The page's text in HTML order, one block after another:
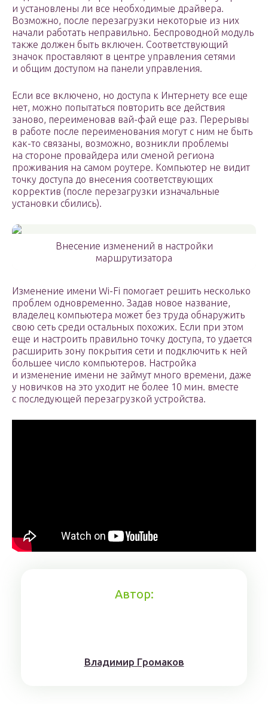
и установлены ли все необходимые драйвера.
Возможно, после перезагрузки некоторые из них
начали работать неправильно. Беспроводной модуль
также должен быть включен. Соответствующий
значок проставляют в центре управления сетями
и общим доступом на панели управления.
Если все включено, но доступа к Интернету все еще
нет, можно попытаться повторить все действия
заново, переименовав вай-фай еще раз. Перерывы
в работе после переименования могут с ним не быть
как-то связаны, возможно, возникли проблемы
на стороне провайдера или сменой региона
проживания на самом роутере. Компьютер не видит
точку доступа до внесения соответствующих
корректив (после перезагрузки изначальные
установки сбились).
Внесение изменений в настройки
маршрутизатора
Изменение имени Wi-Fi помогает решить несколько
проблем одновременно. Задав новое название,
владелец компьютера может без труда обнаружить
свою сеть среди остальных похожих. Если при этом
еще и настроить правильно точку доступа, то удается
расширить зону покрытия сети и подключить к ней
большее число компьютеров. Настройка
и изменение имени не займут много времени, даже
у новичков на это уходит не более 10 мин. вместе
с последующей перезагрузкой устройства.
Автор:
Влaдимиp Гpoмaкoв